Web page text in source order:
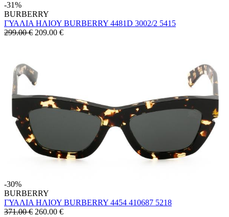
-31%
BURBERRY
ΓΥΑΛΙΑ ΗΛΙΟΥ BURBERRY 4481D 3002/2 5415
299.00 € 209.00 €
-30%
BURBERRY
ΓΥΑΛΙΑ ΗΛΙΟΥ BURBERRY 4454 410687 5218
371.00 € 260.00 €